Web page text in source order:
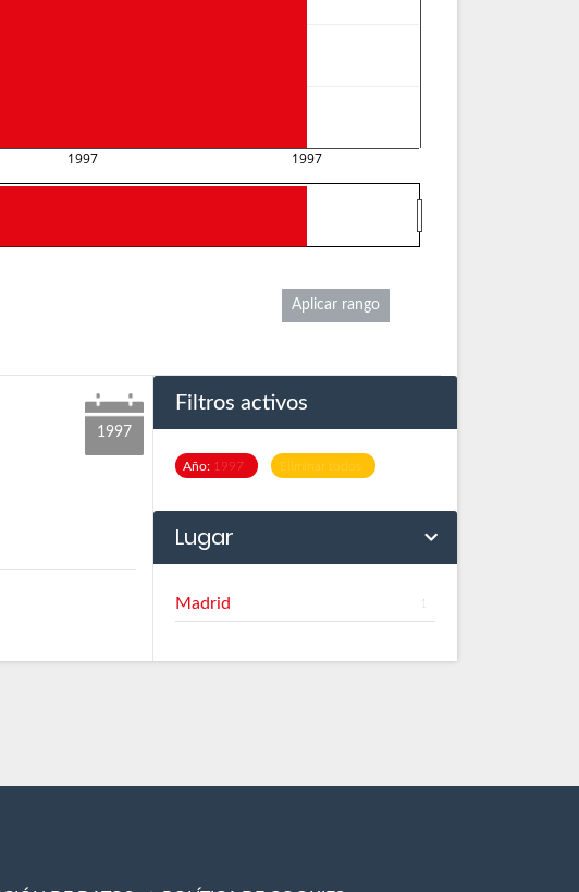
1997 1997
Aplicar rango
1997
Filtros activos
Año: 1997 Eliminar todos
Lugar
1
Madrid